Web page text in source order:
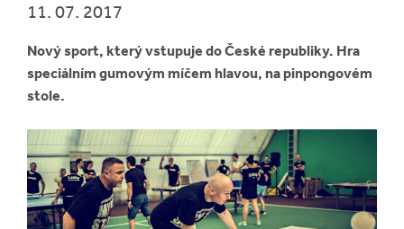
11. 07. 2017
Nový sport, který vstupuje do České republiky. Hra
speciálním gumovým míčem hlavou, na pinpongovém
stole.